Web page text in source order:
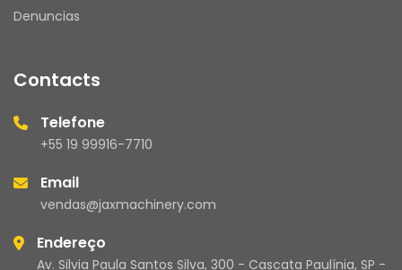
Denuncias
Contacts
Telefone
+55 19 99916-7710
Email
vendas@jaxmachinery.com
Endereço
Av. Silvia Paula Santos Silva, 300 - Cascata Paulínia, SP -